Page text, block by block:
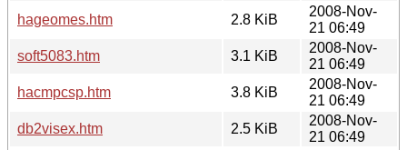
hageomes.htm
2.8 KiB
2008-Nov-
21 06:49
soft5083.htm
3.1 KiB
2008-Nov-
21 06:49
hacmpcsp.htm
3.8 KiB
2008-Nov-
21 06:49
db2visex.htm
2.5 KiB
2008-Nov-
21 06:49